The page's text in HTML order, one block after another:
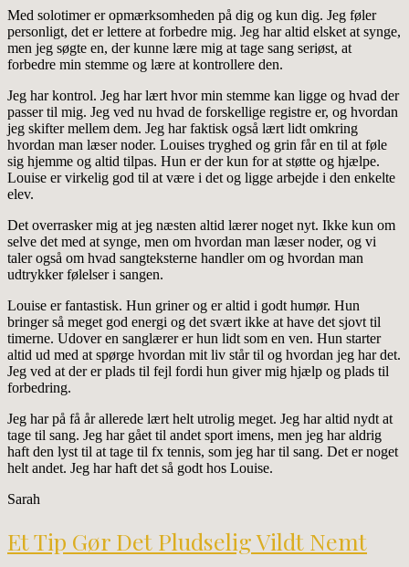
Med solotimer er opmærksomheden på dig og kun dig. Jeg føler
personligt, det er lettere at forbedre mig. Jeg har altid elsket at synge,
men jeg søgte en, der kunne lære mig at tage sang seriøst, at
forbedre min stemme og lære at kontrollere den.
Jeg har kontrol. Jeg har lært hvor min stemme kan ligge og hvad der
passer til mig. Jeg ved nu hvad de forskellige registre er, og hvordan
jeg skifter mellem dem. Jeg har faktisk også lært lidt omkring
hvordan man læser noder. Louises tryghed og grin får en til at føle
sig hjemme og altid tilpas. Hun er der kun for at støtte og hjælpe.
Louise er virkelig god til at være i det og ligge arbejde i den enkelte
elev.
Det overrasker mig at jeg næsten altid lærer noget nyt. Ikke kun om
selve det med at synge, men om hvordan man læser noder, og vi
taler også om hvad sangteksterne handler om og hvordan man
udtrykker følelser i sangen.
Louise er fantastisk. Hun griner og er altid i godt humør. Hun
bringer så meget god energi og det svært ikke at have det sjovt til
timerne. Udover en sanglærer er hun lidt som en ven. Hun starter
altid ud med at spørge hvordan mit liv står til og hvordan jeg har det.
Jeg ved at der er plads til fejl fordi hun giver mig hjælp og plads til
forbedring.
Jeg har på få år allerede lært helt utrolig meget. Jeg har altid nydt at
tage til sang. Jeg har gået til andet sport imens, men jeg har aldrig
haft den lyst til at tage til fx tennis, som jeg har til sang. Det er noget
helt andet. Jeg har haft det så godt hos Louise.
Sarah
Et Tip Gør Det Pludselig Vildt Nemt